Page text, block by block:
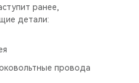
ранее,
детали:
провода